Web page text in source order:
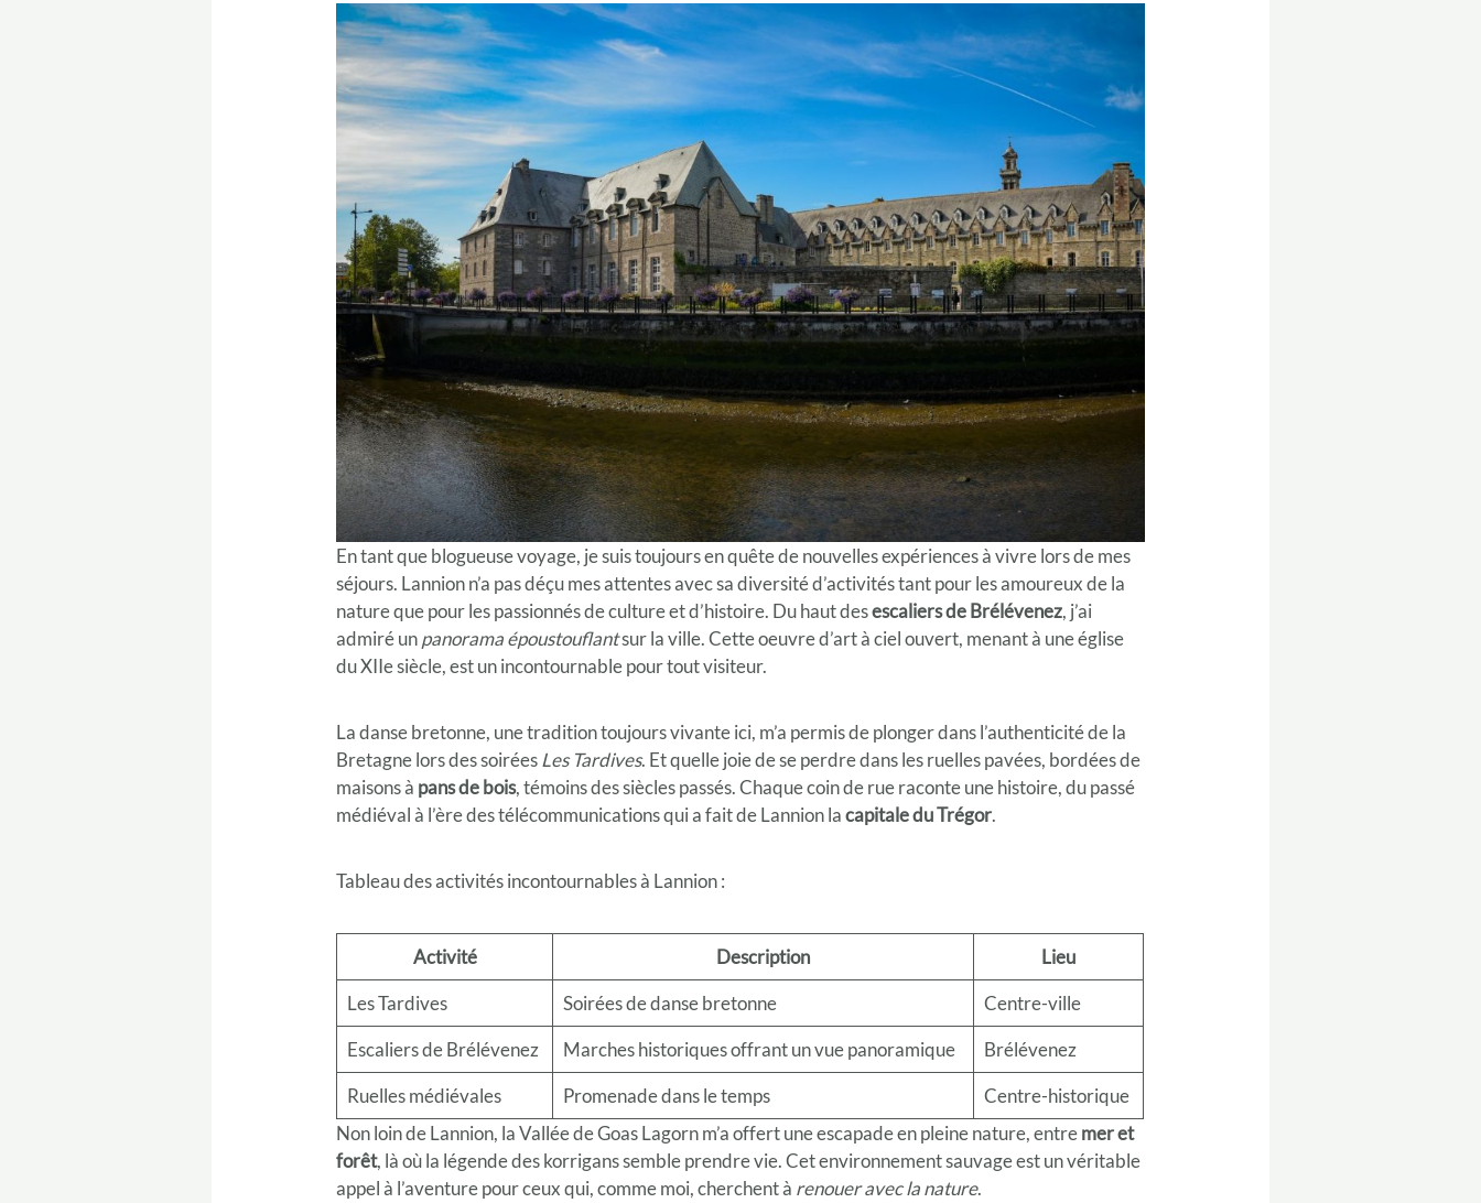
En tant que blogueuse voyage, je suis toujours en quête de nouvelles expériences à vivre lors de mes
séjours. Lannion n’a pas déçu mes attentes avec sa diversité d’activités tant pour les amoureux de la
nature que pour les passionnés de culture et d’histoire. Du haut desescaliers de Brélévenez, j’ai
admiré unpanorama époustouflantsur la ville. Cette oeuvre d’art à ciel ouvert, menant à une église
du XIIe siècle, est un incontournable pour tout visiteur.
La danse bretonne, une tradition toujours vivante ici, m’a permis de plonger dans l’authenticité de la
Bretagne lors des soiréesLes Tardives. Et quelle joie de se perdre dans les ruelles pavées, bordées de
maisons à pans de bois, témoins des siècles passés. Chaque coin de rue raconte une histoire, du passé
médiéval à l’ère des télécommunications qui a fait de Lannion lacapitale du Trégor.
Tableau des activités incontournables à Lannion :
Activité Description
Lieu
Les Tardives
Soirées de danse bretonne
Centre-ville
Escaliers de Brélévenez
Marches historiques offrant un vue panoramique
Brélévenez
Ruelles médiévales
Promenade dans le temps
Centre-historique
Non loin de Lannion, la Vallée de Goas Lagorn m’a offert une escapade en pleine nature, entremer et
forêt, là où la légende des korrigans semble prendre vie. Cet environnement sauvage est un véritable
appel à l’aventure pour ceux qui, comme moi, cherchent à renouer avec la nature.